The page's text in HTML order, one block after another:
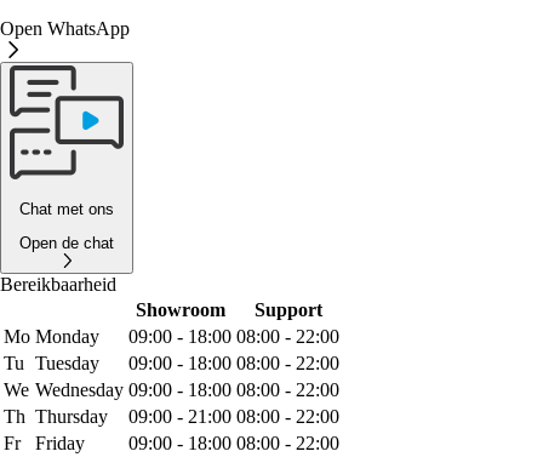
Open WhatsApp
Chat met ons
Open de chat
Bereikbaarheid
Showroom
Support
Mo Monday 09:00 - 18:00 08:00 - 22:00
Tu Tuesday 09:00 - 18:00 08:00 - 22:00
We Wednesday 09:00 - 18:00 08:00 - 22:00
Th Thursday 09:00 - 21:00 08:00 - 22:00
Fr
Friday 09:00 - 18:00 08:00 - 22:00